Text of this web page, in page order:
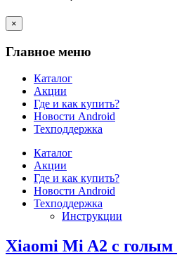
×
Главное меню
Каталог
Акции
Где и как купить?
Новости Android
Техподдержка
Каталог
Акции
Где и как купить?
Новости Android
Техподдержка
Инструкции
Xiaomi Mi A2 с голым